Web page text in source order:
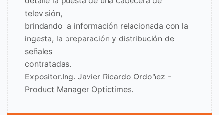
televisión,
brindando la información relacionada con la
ingesta, la preparación y distribución de
señales
contratadas.
Expositor.Ing. Javier Ricardo Ordoñez -
Product Manager Optictimes.